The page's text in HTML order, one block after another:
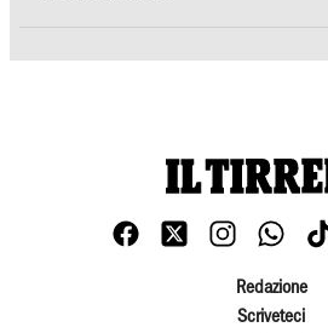
Redazione
Scriveteci